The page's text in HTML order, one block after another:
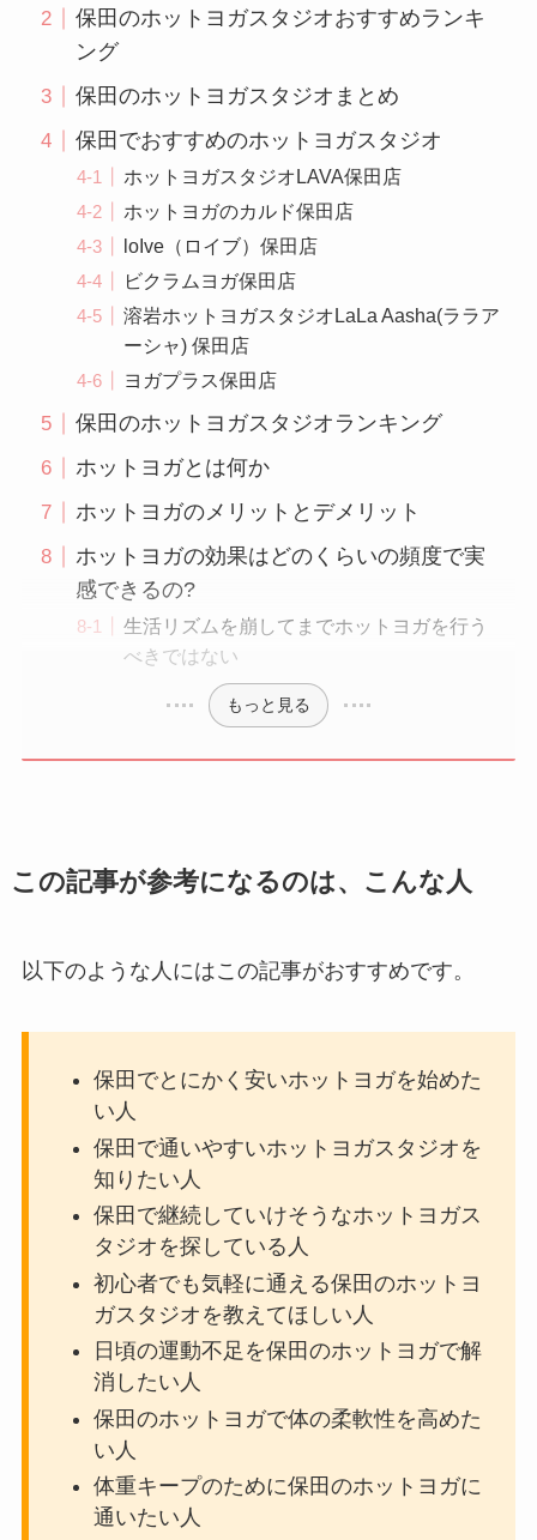
保田のホットヨガスタジオおすすめランキ
ング
保田のホットヨガスタジオまとめ
保田でおすすめのホットヨガスタジオ
ホットヨガスタジオLAVA保田店
ホットヨガのカルド保田店
loIve（ロイブ）保田店
ビクラムヨガ保田店
溶岩ホットヨガスタジオLaLa Aasha(ララア
ーシャ) 保田店
ヨガプラス保田店
保田のホットヨガスタジオランキング
ホットヨガとは何か
ホットヨガのメリットとデメリット
ホットヨガの効果はどのくらいの頻度で実
感できるの?
生活リズムを崩してまでホットヨガを行う
べきではない
もっと見る
この記事が参考になるのは、こんな人
以下のような人にはこの記事がおすすめです。
保田でとにかく安いホットヨガを始めた
い人
保田で通いやすいホットヨガスタジオを
知りたい人
保田で継続していけそうなホットヨガス
タジオを探している人
初心者でも気軽に通える保田のホットヨ
ガスタジオを教えてほしい人
日頃の運動不足を保田のホットヨガで解
消したい人
保田のホットヨガで体の柔軟性を高めた
い人
体重キープのために保田のホットヨガに
通いたい人